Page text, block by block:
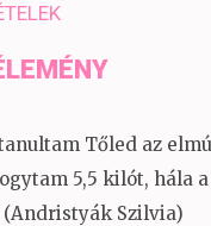
Tőled az
5,5 kilót, hála
Szilvia)